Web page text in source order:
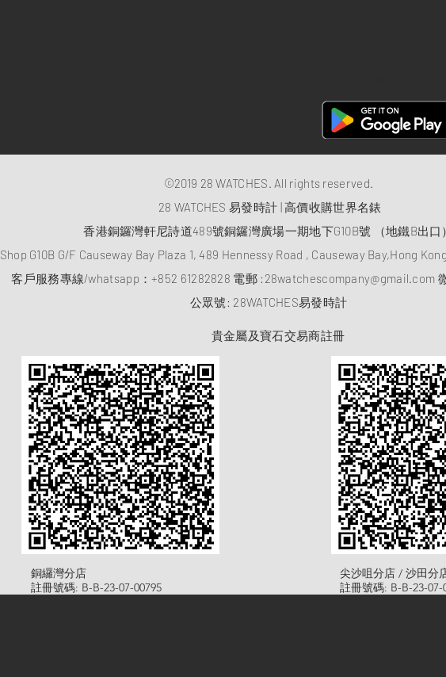
©2019 28 WATCHES. All rights reserved.
28 WATCHES 易發時計 | 高價收購世界名錶
香港銅鑼灣軒尼詩道489號銅鑼灣廣場一期地下G10B號 （地鐵B出口）
Shop G10B G/F Causeway Bay Plaza 1, 489 Hennessy Road , Causeway Bay,Hong Kong
客戶服務專線/whatsapp：+852 61282828 電郵 : 28watchescompany@gmail.com
​公眾號: 28WATCHES易發時計
貴金屬及寶石交易商註冊
​銅纙灣分店
註冊號碼: B-B-23-07-00795
尖沙咀分店 / 沙田分
註冊號碼: B-B-23-07-